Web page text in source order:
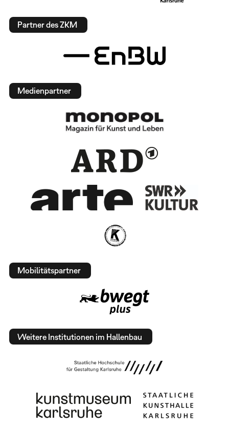
Partner des ZKM
Medienpartner
Mobilitätspartner
Weitere Institutionen im Hallenbau